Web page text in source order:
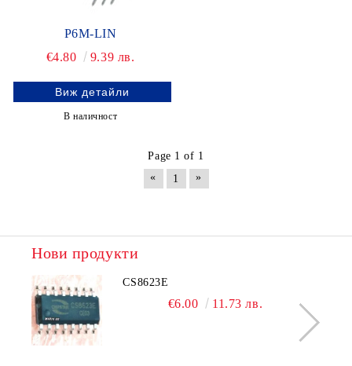
P6M-LIN
€4.80
9.39 лв.
Виж детайли
В наличност
Page 1 of 1
«
1 »
Нови продукти
CS8623E
€6.00 11.73 лв.